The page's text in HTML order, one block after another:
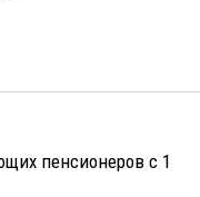
пенсионеров с 1